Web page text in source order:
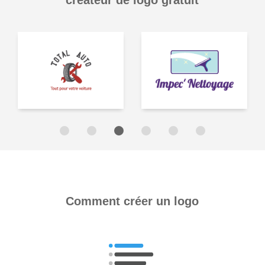
Comment créer un logo